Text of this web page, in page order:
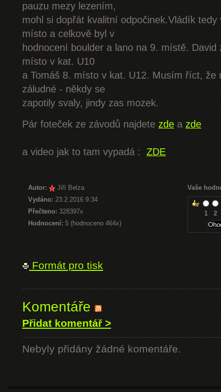
pauzu mezy lezením,
mohl si dopřát kvalitní odpočinek.Vládík
místo a celkově byl v
hodnocení boulder a lano na 9. místě. David
místo v kat. U10
a Tomáš 8. místo v kat. U12. Musím říct, že
záludné - někdy se
zapotily svaly, jindy zas mozek.
Pár foteček ze závodů najdete zde a zde
a video jak to tam vypadá : ZDE
Autor:
Jiří Belza
Vydáno: 23.2.2016 9:34
Přečteno: 328397x
Hodnocení: 5 (hodnoceno 464x)
Vaše
1 2
Formát pro tisk
Komentáře
Přidat komentář >
Nebyly přidány žádné komentáře.